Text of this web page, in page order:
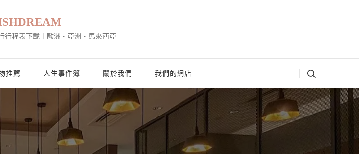
行程表下載｜歐洲・亞洲・馬來西亞
推薦 人生事件簿 關於我們 我們的網店